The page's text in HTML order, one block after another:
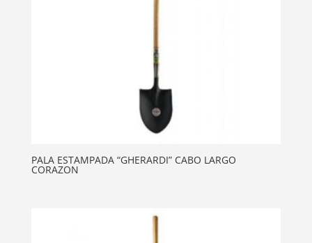
PALA ESTAMPADA “GHERARDI” CABO LARGO
CORAZON